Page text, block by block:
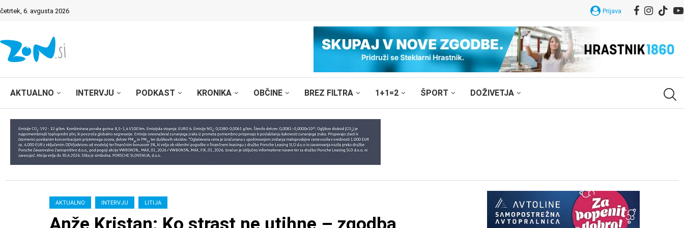
četrtek, 6. avgusta 2026 Prijava
AKTUALNO INTERVJU PODKAST KRONIKA OBČINE BREZ FILTRA 1+1=2 ŠPORT DOŽIVETJA
AKTUALNO INTERVJU LITIJA